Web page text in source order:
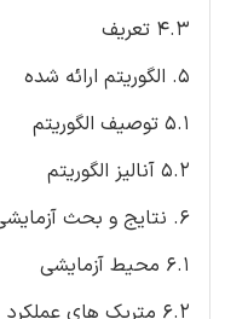
4.3 تعریف
5. الگوریتم ارائه شده
5.1 توصیف الگوریتم
5.2 آنالیز الگوریتم
6. نتایج و بحث آزمایشی
6.1 محیط آزمایشی